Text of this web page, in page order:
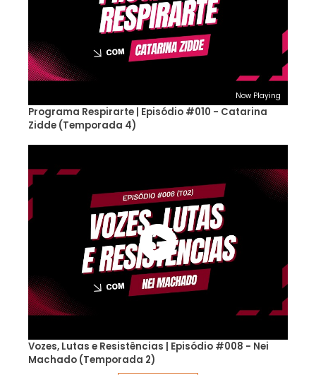
Now Playing
Programa Respirarte | Episódio #010 - Catarina
Zidde (Temporada 4)
Vozes, Lutas e Resistências | Episódio #008 - Nei
Machado (Temporada 2)